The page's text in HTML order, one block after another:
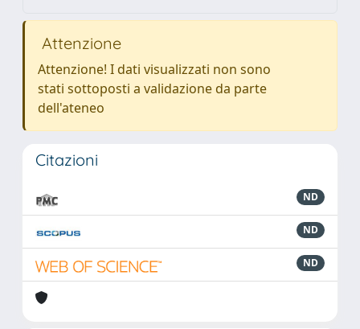
Attenzione
Attenzione! I dati visualizzati non sono
stati sottoposti a validazione da parte
dell'ateneo
Citazioni
ND
ND
ND